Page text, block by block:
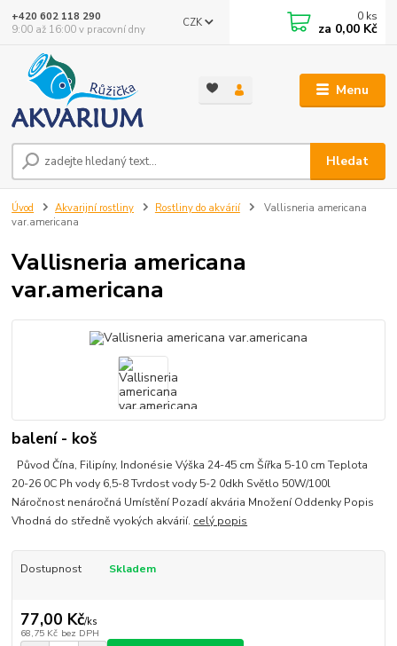
Menu
CZK
Hledat
+420 602 118 290
9:00 až 16:00 v pracovní dny
0 ks
za 0,00 Kč
Úvod Akvarijní rostliny Rostliny do akvárií
Vallisneria americana
var.americana
Vallisneria americana
var.americana
balení - koš
Původ Čína, Filipíny, Indonésie Výška 24-45 cm Šířka 5-10 cm Teplota
20-26 0C Ph vody 6,5-8 Tvrdost vody 5-2 0dkh Světlo 50W/100l
Náročnost nenáročná Umístění Pozadí akvária Množení Oddenky Popis
Vhodná do středně vyokých akvárií. celý popis
Dostupnost Skladem
77,00 Kč/ks
68,75 Kč bez DPH